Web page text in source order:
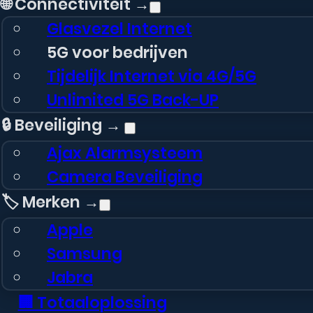
Glasvezel Internet
5G voor bedrijven
Tijdelijk Internet via 4G/5G
Unlimited 5G Back-UP
🔒 Beveiliging →
Ajax Alarmsysteem
Camera Beveiliging
🏷️ Merken →
Apple
Samsung
Jabra
🏢 Totaaloplossing